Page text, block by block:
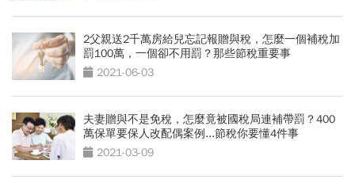
2父親送2千萬房給兒忘記報贈與稅，怎麼一個補稅加
罰100萬，一個卻不用罰？那些節稅重要事
2021-06-03
夫妻贈與不是免稅，怎麼竟被國稅局連補帶罰？400
萬保單要保人改配偶案例...節稅你要懂4件事
2021-03-09